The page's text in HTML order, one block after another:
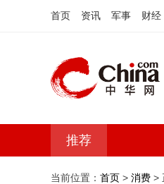
首页 资讯 军事 财经
推荐
当前位置： 首页 > 消费 >